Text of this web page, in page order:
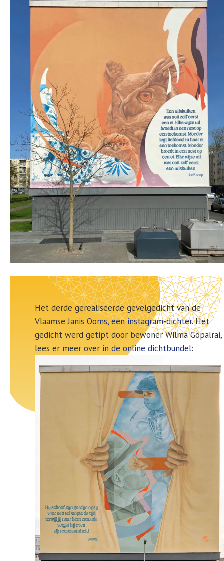
Het derde gerealiseerde gevelgedicht van de
VlaamseJanis Ooms, een instagram-dichter. Het
gedicht werd getipt door bewoner Wilma Gopalrai,
lees er meer over in de online dichtbundel: